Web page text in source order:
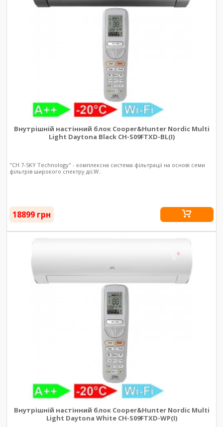
Внутрішній настінний блок Cooper&Hunter Nordic Multi
Light Daytona Black CH-S09FTXD-BL(I)
"CH 7-SKY Technology" - комплексна система фільтрації на основі семи
фільтрів широкого спектру дії;W..
18899 грн
Внутрішній настінний блок Cooper&Hunter Nordic Multi
Light Daytona White CH-S09FTXD-WP(I)